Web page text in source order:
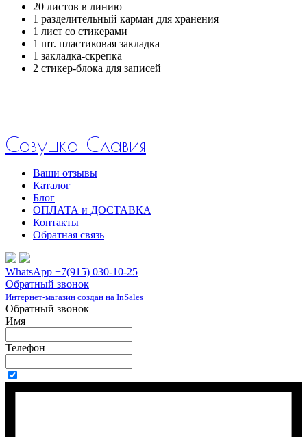
20 листов в линию
1 разделительный карман для хранения
1 лист со стикерами
1 шт. пластиковая закладка
1 закладка-скрепка
2 стикер-блока для записей
Совушка Славия
Ваши отзывы
Каталог
Блог
ОПЛАТА и ДОСТАВКА
Контакты
Обратная связь
WhatsApp +7(915) 030-10-25
Обратный звонок
Интернет-магазин создан на InSales
Обратный звонок
Имя
Телефон